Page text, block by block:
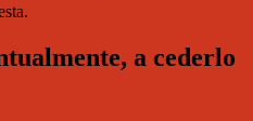
a cederlo